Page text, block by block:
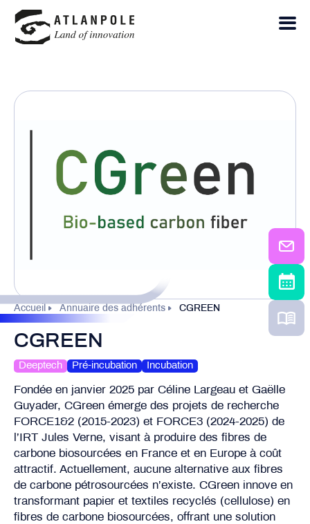
Accueil Annuaire des adhérents CGREEN
CGREEN
Deeptech Pré-incubation Incubation
Fondée en janvier 2025 par Céline Largeau et Gaëlle
Guyader, CGreen émerge des projets de recherche
FORCE1&2 (2015-2023) et FORCE3 (2024-2025) de
l’IRT Jules Verne, visant à produire des fibres de
carbone biosourcées en France et en Europe à coût
attractif. Actuellement, aucune alternative aux fibres
de carbone pétrosourcées n’existe. CGreen innove en
transformant papier et textiles recyclés (cellulose) en
fibres de carbone biosourcées, offrant une solution